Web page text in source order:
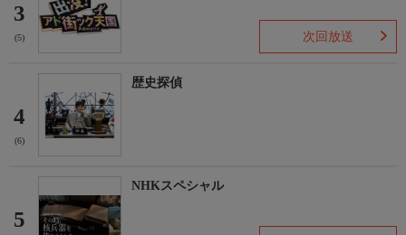
3
(5) 次回放送
4
(6)
歴史探偵
5
NHKスペシャル